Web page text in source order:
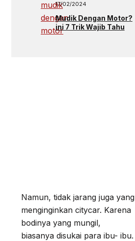
17/02/2024
Mudik Dengan Motor?
ini 7 Trik Wajib Tahu
Namun, tidak jarang juga yang
menginginkan citycar. Karena
bodinya yang mungil,
biasanya disukai para ibu- ibu.